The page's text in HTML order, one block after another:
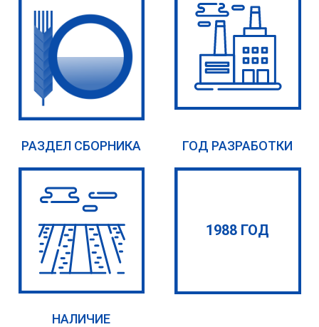
РАЗДЕЛ СБОРНИКА ГОД РАЗРАБОТКИ
1988 ГОД
НАЛИЧИЕ